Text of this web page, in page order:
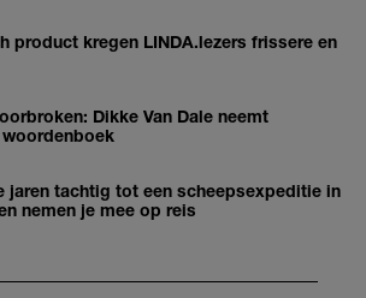
product kregen LINDA.lezers frissere en
Dikke Van Dale neemt
jaren tachtig tot een scheepsexpeditie in
nemen je mee op reis